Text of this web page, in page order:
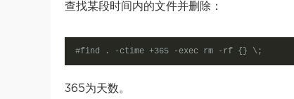
查找某段时间内的文件并删除：
#find . -ctime +365 -exec rm -rf {} \;
365为天数。